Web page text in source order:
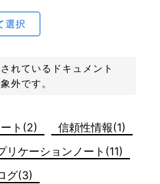
選択
れているドキュメント
外です。
ト(2)
信頼性情報(1)
リケーションノート(11)
グ(3)